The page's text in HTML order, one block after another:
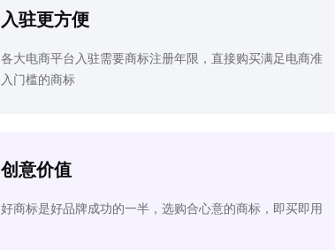
入驻更方便
各大电商平台入驻需要商标注册年限，直接购买满足电商准
入门槛的商标
创意价值
好商标是好品牌成功的一半，选购合心意的商标，即买即用